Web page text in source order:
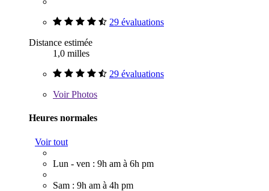
29 évaluations
Distance estimée
1,0 milles
29 évaluations
VoirPhotos
Heures normales
Voir tout
Lun - ven : 9h am à 6h pm
Sam : 9h am à 4h pm